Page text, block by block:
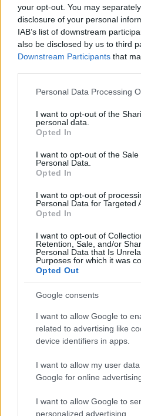
your opt-out. You may
disclosure of your personal
IAB’s list of downstream
also be disclosed by us to third
Downstream Participants that
Please note that this website/
not limited to your visit or usage
grant or deny consent to
use your data for below
consent section.
Personal Data Processing
I want to opt-out of the
personal data.
Opted In
I want to opt-out of the Sale
Personal Data.
Opted In
I want to opt-out of
Personal Data for Targeted
Opted In
I want to opt-out of
Retention, Sale, and/or
Personal Data that Is
Purposes for which it was
Opted Out
Google consents
I want to allow Google to
related to advertising like
device identifiers in apps.
I want to allow my user
Google for online
I want to allow Google to
personalized advertising.
TOVÁBB OLVASOM
tiszavirág,tiszavirág fesztivál
Csökkent a regisztrált
Törökszentmiklóson
beszámolót. A beszámolóból
közigazgatási területén a
ilyen eset történt. A